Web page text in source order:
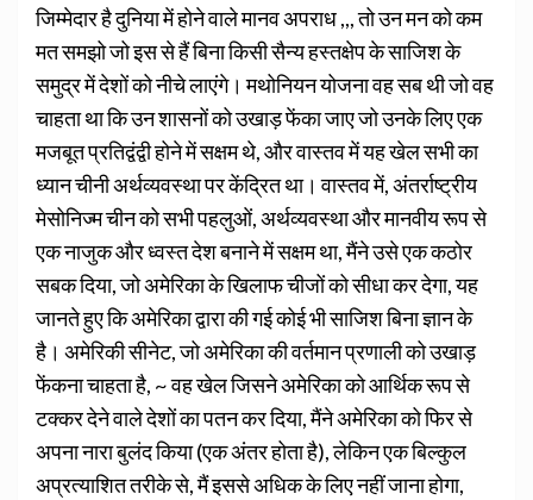
जिम्मेदार है दुनिया में होने वाले मानव अपराध ,,, तो उन मन को कम
मत समझो जो इस से हैं बिना किसी सैन्य हस्तक्षेप के साजिश के
समुद्र में देशों को नीचे लाएंगे। मथोनियन योजना वह सब थी जो वह
चाहता था कि उन शासनों को उखाड़ फेंका जाए जो उनके लिए एक
मजबूत प्रतिद्वंद्वी होने में सक्षम थे, और वास्तव में यह खेल सभी का
ध्यान चीनी अर्थव्यवस्था पर केंद्रित था। वास्तव में, अंतर्राष्ट्रीय
मेसोनिज्म चीन को सभी पहलुओं, अर्थव्यवस्था और मानवीय रूप से
एक नाजुक और ध्वस्त देश बनाने में सक्षम था, मैंने उसे एक कठोर
सबक दिया, जो अमेरिका के खिलाफ चीजों को सीधा कर देगा, यह
जानते हुए कि अमेरिका द्वारा की गई कोई भी साजिश बिना ज्ञान के
है। अमेरिकी सीनेट, जो अमेरिका की वर्तमान प्रणाली को उखाड़
फेंकना चाहता है, ~ वह खेल जिसने अमेरिका को आर्थिक रूप से
टक्कर देने वाले देशों का पतन कर दिया, मैंने अमेरिका को फिर से
अपना नारा बुलंद किया (एक अंतर होता है), लेकिन एक बिल्कुल
अप्रत्याशित तरीके से, मैं इससे अधिक के लिए नहीं जाना होगा,